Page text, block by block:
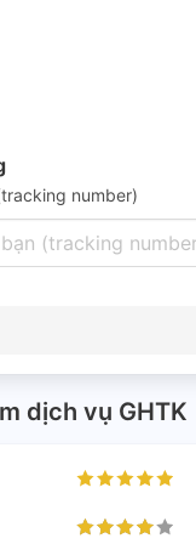
number)
dịch vụ GHTK